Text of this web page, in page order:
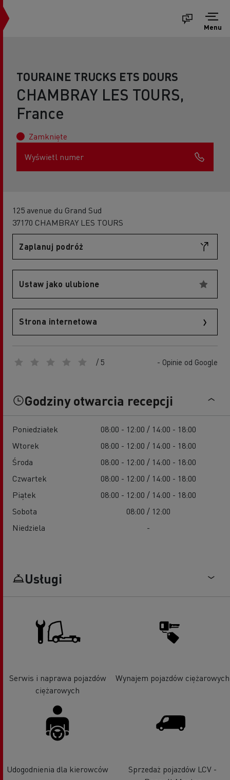
Menu
TOURAINE TRUCKS ETS DOURS
CHAMBRAY LES TOURS,
France
Zamknięte
Wyświetl numer
125 avenue du Grand Sud
37170 CHAMBRAY LES TOURS
Zaplanuj podróż
Ustaw jako ulubione
Strona internetowa
/ 5 - Opinie od Google
Godziny otwarcia recepcji
Poniedziałek
08:00 - 12:00 / 14:00 - 18:00
Wtorek
08:00 - 12:00 / 14:00 - 18:00
Środa
08:00 - 12:00 / 14:00 - 18:00
Czwartek
08:00 - 12:00 / 14:00 - 18:00
Piątek
08:00 - 12:00 / 14:00 - 18:00
Sobota
08:00 / 12:00
Niedziela
-
Usługi
Serwis i naprawa pojazdów
ciężarowych
Wynajem pojazdów ciężarowych
Udogodnienia dla kierowców
Sprzedaż pojazdów LCV -